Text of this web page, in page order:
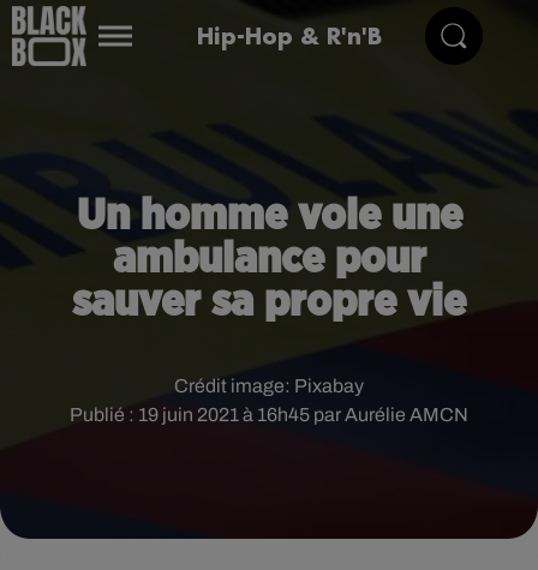
Hip-Hop & R'n'B
Un homme vole une
ambulance pour
sauver sa propre vie
Publié : 19 juin 2021 à 16h45 par Aurélie AMCN
Crédit image: Pixabay